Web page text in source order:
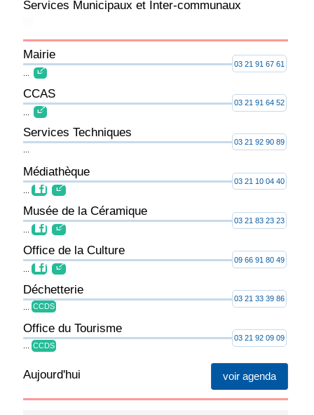
Services Municipaux et Inter-communaux
Mairie
03 21 91 67 61
CCAS
03 21 91 64 52
Services Techniques
03 21 92 90 89
Médiathèque
03 21 10 04 40
Musée de la Céramique
03 21 83 23 23
Office de la Culture
09 66 91 80 49
Déchetterie
CCDS
03 21 33 39 86
Office du Tourisme
... CCDS
03 21 92 09 09
voir agenda
Aujourd'hui